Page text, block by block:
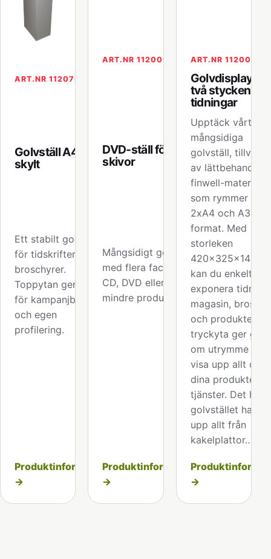
ART.NR 112072
Golvställ A4 med
skylt
Ett stabilt golvställ
för tidskrifter och
broschyrer.
Toppytan ger plats
för kampanjbudskap
och egen
profilering.
Produktinformation
→
ART.NR 112001
DVD-ställ för 32
skivor
Mångsidigt golvställ
med flera fack för
CD, DVD eller andra
mindre produkter.
Produktinformation
→
ART.NR 112004
Golvdisplay för
två stycken A4
tidningar
Upptäck vårt
mångsidiga
golvställ,
av lättbehandlat
finwell-material,
som rymmer
2xA4 och A3-
format. Med
storleken
kan du enkelt
exponera
magasin,
och produkter.
tryckyta ger gott
om utrymme att
visa upp allt om
dina produkter
tjänster. Det här
golvstället har
upp allt från
kakelplattor…
→